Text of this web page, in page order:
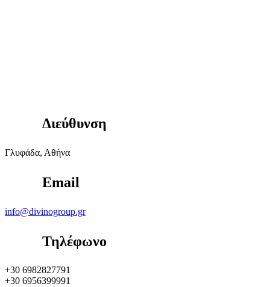
Διεύθυνση
Γλυφάδα, Αθήνα
Email
info@divinogroup.gr
Τηλέφωνο
+30 6982827791
+30 6956399991